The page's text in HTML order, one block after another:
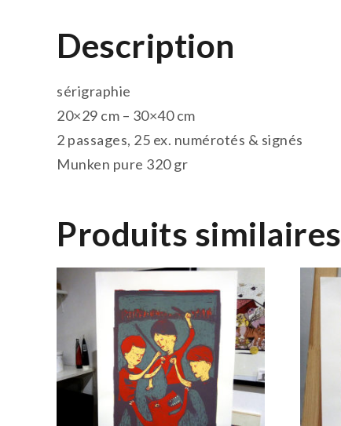
Description
sérigraphie
20×29 cm – 30×40 cm
2 passages, 25 ex. numérotés & signés
Munken pure 320 gr
Produits similaires